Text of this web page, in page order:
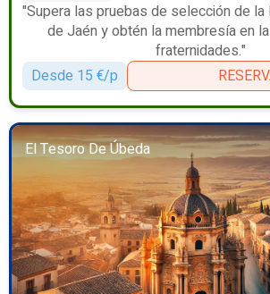
"Supera las pruebas de selección de la
de Jaén y obtén la membresía en
fraternidades."
Desde 15 €/p
El Tesoro De Úbeda